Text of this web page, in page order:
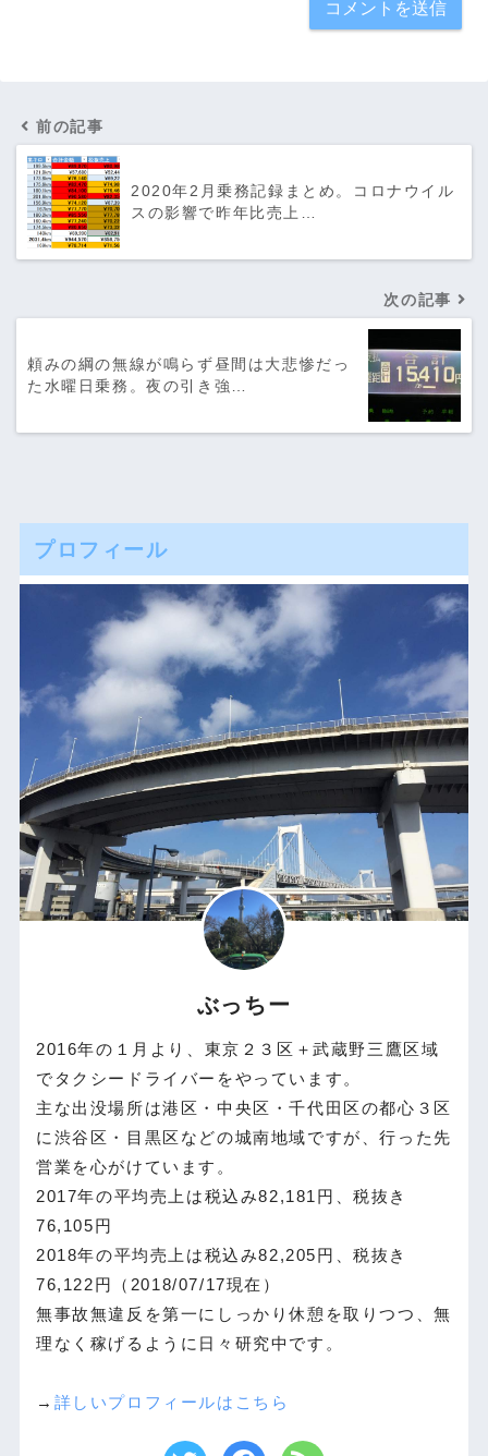
前の記事
2020年2月乗務記録まとめ。コロナウイル
スの影響で昨年比売上…
次の記事
頼みの綱の無線が鳴らず昼間は大悲惨だっ
た水曜日乗務。夜の引き強…
プロフィール
ぶっちー
2016年の１月より、東京２３区＋武蔵野三鷹区域
でタクシードライバーをやっています。
主な出没場所は港区・中央区・千代田区の都心３区
に渋谷区・目黒区などの城南地域ですが、行った先
営業を心がけています。
2017年の平均売上は税込み82,181円、税抜き
76,105円
2018年の平均売上は税込み82,205円、税抜き
76,122円（2018/07/17現在）
無事故無違反を第一にしっかり休憩を取りつつ、無
理なく稼げるように日々研究中です。
→ 詳しいプロフィールはこちら